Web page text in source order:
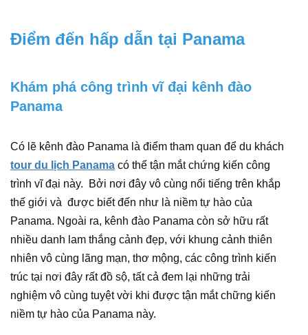
Điểm đến hấp dẫn tại Panama
Khám phá công trình vĩ đại kênh đào
Panama
Có lẽ kênh đào Panama là điểm tham quan để du khách
tour du lịch Panama có thể tận mắt chứng kiến công
trình vĩ đại này. Bởi nơi đây vô cùng nổi tiếng trên khắp
thế giới và được biết đến như là niềm tự hào của
Panama. Ngoài ra, kênh đào Panama còn sở hữu rất
nhiều danh lam thắng cảnh đẹp, với khung cảnh thiên
nhiên vô cùng lãng mạn, thơ mộng, các công trình kiến
trúc tại nơi đây rất đồ sộ, tất cả đem lại những trải
nghiệm vô cùng tuyệt vời khi được tận mắt chững kiến
niềm tự hào của Panama này.